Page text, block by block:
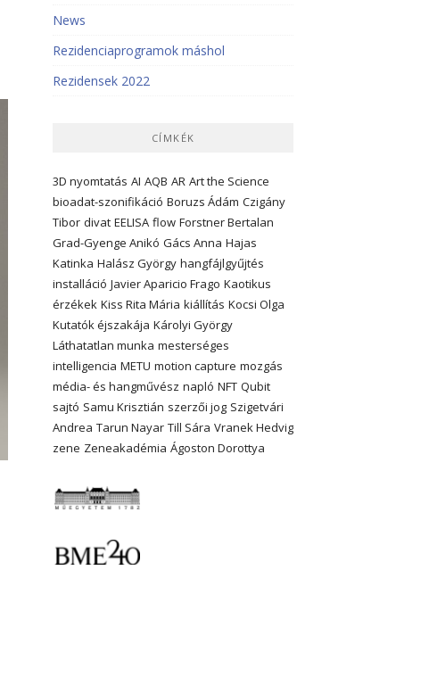
News
Rezidenciaprogramok máshol
Rezidensek 2022
CÍMKÉK
3D nyomtatás AI AQB AR Art the Science
bioadat-szonifikáció Boruzs Ádám Czigány
Tibor divat EELISA flow Forstner Bertalan
Grad-Gyenge Anikó Gács Anna Hajas
Katinka Halász György hangfájlgyűjtés
installáció Javier Aparicio Frago Kaotikus
érzékek Kiss Rita Mária kiállítás Kocsi Olga
Kutatók éjszakája Károlyi György
Láthatatlan munka mesterséges
intelligencia METU motion capture mozgás
média- és hangművész napló NFT Qubit
sajtó Samu Krisztián szerzői jog Szigetvári
Andrea Tarun Nayar Till Sára Vranek Hedvig
zene Zeneakadémia Ágoston Dorottya